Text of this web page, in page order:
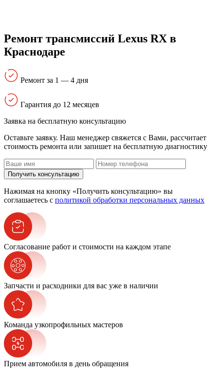
Ремонт трансмиссий Lexus RX в
Краснодаре
Ремонт за 1 — 4 дня
Гарантия до 12 месяцев
Заявка на бесплатную консультацию
Оставьте заявку. Наш менеджер свяжется с Вами, расcчитает
стоимость ремонта или запишет на бесплатную диагностику
Получить консультацию
Нажимая на кнопку «Получить консультацию» вы
соглашаетесь с политикой обработки персональных данных
Согласование работ и стоимости на каждом этапе
Запчасти и расходники для вас уже в наличии
Команда узкопрофильных мастеров
Прием автомобиля в день обращения